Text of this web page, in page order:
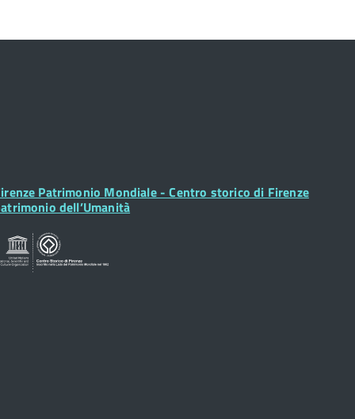
Patrimonio Mondiale - Centro storico di Firenze
dell’Umanità